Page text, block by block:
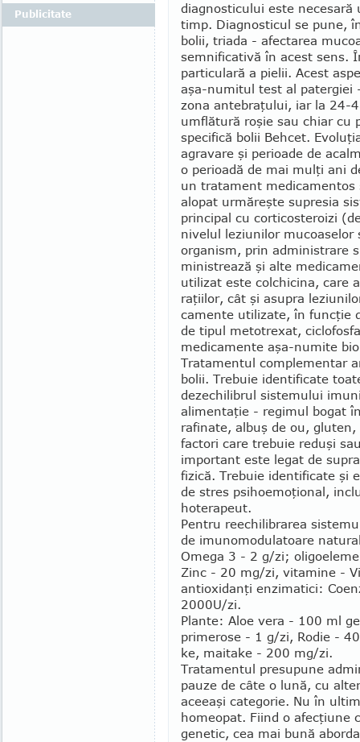
diagnosticului este
timp. Diagnosticul se pune,
bolii, triada - afectarea
semnificativă în acest sens.
particulară a pielii. Acest
aşa-numitul test al patergiei
zona antebraţului, iar la 24-
umflătură roşie sau chiar cu
specifică bolii Behcet.
agravare şi perioade de
o perioadă de mai mulţi ani
un tratament medicamentos
alopat urmăreşte supresia
principal cu corticosteroizi
nivelul leziunilor
organism, prin administrare
ministrează şi alte
utilizat este colchicina, care
raţiilor, cât şi asupra
camente utilizate, în func­ţie
de tipul metotrexat,
medicamente aşa-nu­mite
Tratamentul comple­men­tar
bolii. Trebuie identificate
dezechilibrul siste­mului
alimen­taţie - regimul bogat
rafinate, albuş de ou,
factori care trebuie reduşi
important este legat de
fizică. Trebuie identificate şi
de stres psihoemo­ţional,
hote­rapeut.
Pentru reechilibrarea
de imunomodulatoare
Omega 3 - 2 g/zi;
Zinc - 20 mg/zi, vitamine -
antioxi­danţi en­zimatici:
2000U/zi.
Plante: Aloe vera - 100 ml
primerose - 1 g/zi, Ro­die -
ke, maitake - 200 mg/zi.
Tratamentul pre­su­pune
pauze de câte o lună, cu
aceeaşi categorie. Nu în
homeopat. Fiind o afecţiune
genetic, cea mai bună
Publicitate